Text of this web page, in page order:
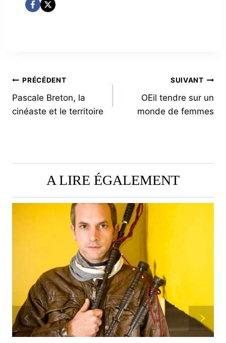
NAVIGATION
DE
PRÉCÉDENT
Pascale Breton, la
cinéaste et le territoire
SUIVANT
OEil tendre sur un
monde de femmes
A LIRE ÉGALEMENT